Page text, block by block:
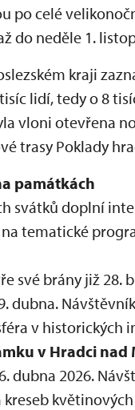
po celé
do neděle 1.
kraji
lidí, tedy o 8
vloni otevřena
trasy Poklady
památkách
svátků doplní
tematické
své brány již 28.
dubna.
v historických
v Hradci nad
dubna 2026.